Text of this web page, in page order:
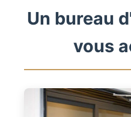
Un bureau
vous